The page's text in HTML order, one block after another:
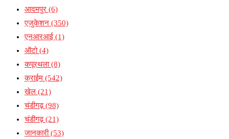
आदमपुर (6)
एजुकेशन (350)
एनआरआई (1)
ऑटो(4)
कपूरथला(8)
क्राईम (542)
खेल (21)
चंडीगढ़(98)
चंडीगढ़(21)
जानकारी(53)